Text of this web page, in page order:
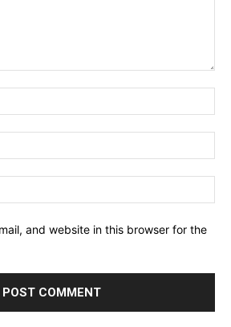
and website in this browser for the